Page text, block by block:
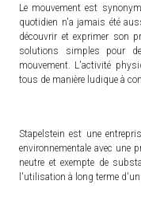
Le mouvement est
quotidien n'a jamais été
découvrir et exprimer son
solutions simples pour
mouvement. L'activité
tous de manière ludique à
Stapelstein est une
environnementale avec une
neutre et exempte de
l'utilisation à long terme